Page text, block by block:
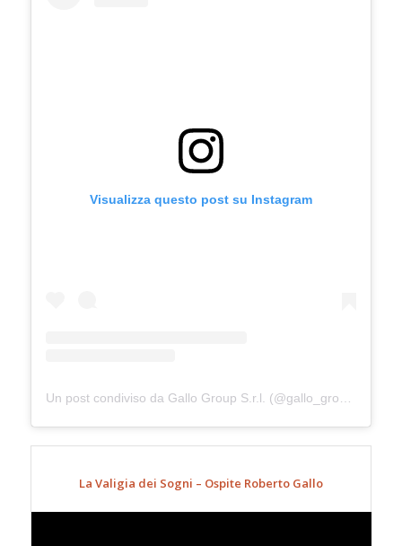
Visualizza questo post su Instagram
La Valigia dei Sogni – Ospite Roberto Gallo